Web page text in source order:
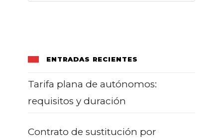
ENTRADAS RECIENTES
Tarifa plana de autónomos:
requisitos y duración
Contrato de sustitución por